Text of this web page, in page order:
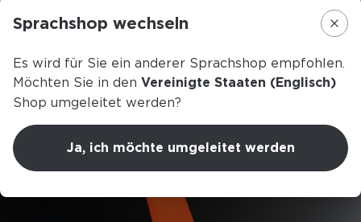
Punto di equilibrio
689mm
Basket
Exchange Basket M
Carico di rottura
650n
Stiffness
sci di fondo
personalizzabile
Sprachshop wechseln
Es wird für Sie ein anderer Sprachshop empfohlen.
Möchten Sie in den Vereinigte Staaten (Englisch)
Shop umgeleitet werden?
Ja, ich möchte umgeleitet werden